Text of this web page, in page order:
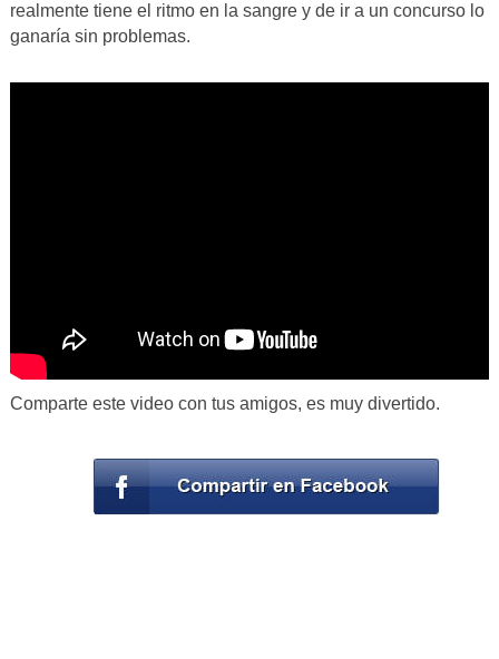
realmente tiene el ritmo en la sangre y de ir a un concurso lo
ganaría sin problemas.
Comparte este video con tus amigos, es muy divertido.